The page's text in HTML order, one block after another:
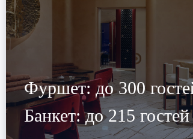
Фуршет: до 300
Банкет: до 215 гостей